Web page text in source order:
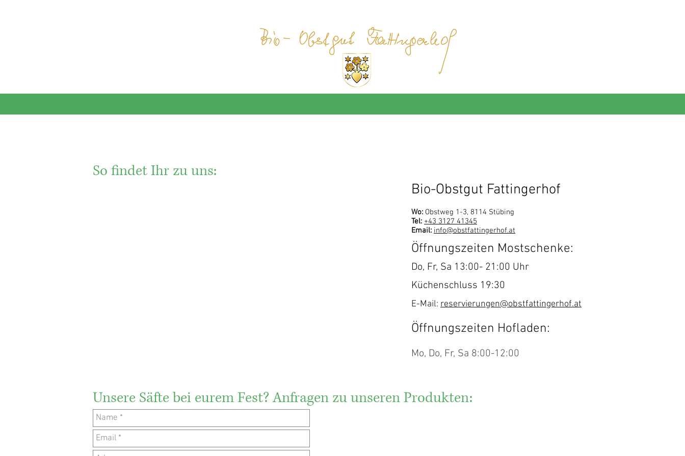
So findet Ihr zu uns:
Bio-Obstgut Fattingerhof
Wo: Obstweg 1-3, 8114 Stübing
Tel: +43 3127 41345
Email: info@obstfattingerhof.at
Öffnungszeiten Mostschenke:
Do, Fr, Sa 13:00- 21:00 Uhr
Küchenschluss 19:30
E-Mail: reservierungen@obstfattingerhof.at
Öffnungszeiten Hofladen:
Mo, Do, Fr, Sa 8:00-12:00
Unsere Säfte bei eurem Fest? Anfragen zu unseren Produkten: